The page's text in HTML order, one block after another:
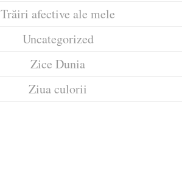
Trăiri afective ale mele
Uncategorized
Zice Dunia
Ziua culorii